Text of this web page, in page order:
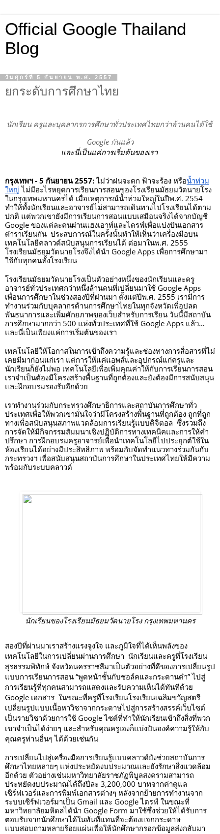
Official Google Thailand
Blog
วันศุกร์ที่ 5 กันยายน พ.ศ. 2557
ยกระดับการศึกษาไทย
นักเรียน ครูและบุคลากรการศึกษาทั่วประเทศไทยกว่าล้านคนได้ใช้
Google กันแล้ว
และนี่เป็นแค่การเริ่มต้นของเรา
กรุงเทพฯ - 5 กันยายน 2557: ไม่ว่าฝนจะตก ฟ้าจะร้อง หรือน้ำท่วม
ใหญ่ ไม่มีอะไรหยุดการเรียนการสอนของโรงเรียนมัธยมวัดนายโรง
ในกรุงเทพมหานครได้ เมื่อเหตุการณ์น้ำท่วมใหญ่ในปีพ.ศ. 2554
ทำให้ทั้งนักเรียนและอาจารย์ไม่สามารถเดินทางไปโรงเรียนได้ตาม
ปกติ แต่พวกเขายังมีการเรียนการสอนแบบเสมือนจริงได้จากบัญชี
Google ของแต่ละคนผ่านแฮงเอาท์และไดรฟ์เพื่อแบ่งปันเอกสาร
ตำราเรียนกัน  ประสบการณ์ในครั้งนั้นทำให้เห็นว่าเครื่องมือบน
เทคโนโลยีคลาวด์สนับสนุนการเรียนได้ ต่อมาในพ.ศ. 2555
โรงเรียนมัธยมวัดนายโรงจึงได้นำ Google Apps เพื่อการศึกษามา
ใช้กับทุกคนทั้งโรงเรียน
โรงเรียนมัธยมวัดนายโรงเป็นตัวอย่างหนึ่งของนักเรียนและครู
อาจารย์ทั่วประเทศกว่าหนึ่งล้านคนที่เปลี่ยนมาใช้ Google Apps
เพื่อนการศึกษาในช่วงสองปีที่ผ่านมา ตั้งแต่ปีพ.ศ. 2555 เรามีการ
ทำงานร่วมกับบุคลากรด้านการศึกษาไทยในทุกจังหวัดเพื่อปลด
พันธนาการและเพิ่มศักยภาพของเว็บสำหรับการเรียน วันนี้มีสถาบัน
การศึกษามากกว่า 500 แห่งทั่วประเทศที่ใช้ Google Apps แล้ว…
และนี่เป็นเพียงแค่การเริ่มต้นของเรา
เทคโนโลยีให้โอกาสในการเข้าถึงความรู้และช่องทางการสื่อสารที่ไม่
เคยมีมาก่อนแก่เรา แต่การให้แค่แอพส์และอุปกรณ์แก่ครูและ
นักเรียนก็ยังไม่พอ เทคโนโลยีเพื่อเพิ่มคุณค่าให้กับการเรียนการสอน
เราจำเป็นต้องมีโครงสร้างพื้นฐานที่ถูกต้องและยังต้องมีการสนับสนุน
และฝึกอบรมรองรับอีกด้วย
เราทำงานร่วมกับกระทรวงศึกษาธิการและสถาบันการศึกษาทั่ว
ประเทศเพื่อให้พวกเขามั่นใจว่ามีโครงสร้างพื้นฐานที่ถูกต้อง ถูกที่ถูก
ทางเพื่อสนับสนุนสภาพแวดล้อมการเรียนรู้แบบดิจิตอล  ซึ่งรวมถึง
การจัดให้มีกิจกรรมสัมมนาเชิงปฏิบัติการทางเทคนิคและการให้คำ
ปรึกษา การฝึกอบรมครูอาจารย์เพื่อนำเทคโนโลยีไปประยุกต์ใช้ใน
ห้องเรียนได้อย่างมีประสิทธิภาพ พร้อมกับจัดทำแนวทางร่วมกันกับ
กระทรวงฯ เพื่อสนับสนุนสถาบันการศึกษาในประเทศไทยให้มีความ
พร้อมกับระบบคลาวด์
นักเรียนของโรงเรียนมัธยมวัดนายโรง กรุงเทพมหานคร
สองปีที่ผ่านมาเราสร้างแรงจูงใจ และภูมิใจที่ได้เห็นพลังของ
เทคโนโลยีในการเปลี่ยนผ่านการศึกษา  นักเรียนและครูที่โรงเรียน
สุรธรรมพิทักษ์ จังหวัดนครราชสีมาเป็นตัวอย่างที่ดีของการเปลี่ยนรูป
แบบการเรียนการสอน “พูดหน้าชั้นกับชอล์คและกระดานดำ” ไปสู่
การเรียนรู้ที่ทุกคนสามารถแสดงและรับความเห็นได้ทันทีด้วย
Google เอกสาร  ในขณะที่ครูที่โรงเรียนโรงเรียนเฉลิมขวัญสตรี
เปลี่ยนรูปแบบเนื้อหาวิชาจากกระดาษไปสู่การสร้างสรรค์เว็บไซต์
เป็นรายวิชาด้วยการใช้ Google ไซต์ที่ทำให้นักเรียนเข้าถึงสิ่งที่พวก
เขาจำเป็นได้ง่ายๆ และสำหรับคุณครูเองก็แบ่งปันองค์ความรู้ให้กับ
คุณครูท่านอื่นๆ ได้ด้วยเช่นกัน
การเปลี่ยนไปสู่เครื่องมือการเรียนรู้แบบคลาวด์ยังช่วยสถาบันการ
ศึกษาไทยหลายๆ แห่งประหยัดงบประมาณและยังรักษาสิ่งแวดล้อม
อีกด้วย ตัวอย่างเช่นมหาวิทยาลัยราชภัฏพิบูลสงครามสามารถ
ประหยัดงบประมาณได้ถึงปีละ 3,200,000 บาทจากค่าดูแล
เซิร์ฟเวอร์และการพิมพ์เอกสารต่างๆ หลังจากย้ายการทำงานจาก
ระบบเซิร์ฟเวอร์มาเป็น Gmail และ Google ไดรฟ์ ในขณะที่
มหาวิทยาลัยมหิดลได้นำ Google Form มาใช้ซึ่งช่วยให้ได้รับการ
ตอบรับจากนักศึกษาได้ในทันทีแทนที่จะต้องแจกกระดาษ
แบบสอบถามหลายร้อยแผ่นเพื่อให้นักศึกษากรอกข้อมูลส่งกลับมา